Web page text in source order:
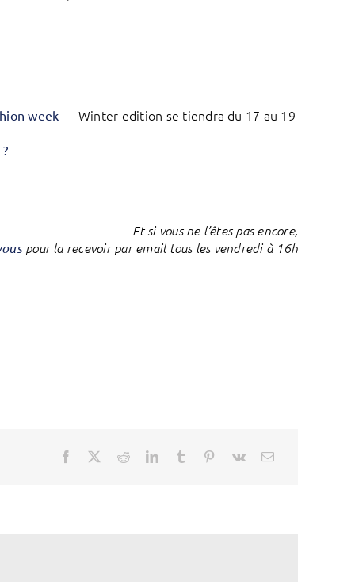
week — Winter edition se tiendra du 17 au 19
Et si vous ne l’êtes pas encore,
pour la recevoir par email tous les vendredi à 16h